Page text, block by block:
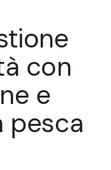
con
e
pesca